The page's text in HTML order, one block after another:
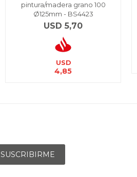
pintura/madera grano 100
Ø125mm - BS4423
USD 5,70
USD
4,85
SUSCRIBIRME